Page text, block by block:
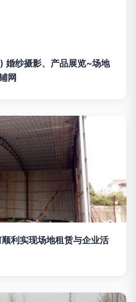
婚纱摄影、产品展览~场地
网
利实现场地租赁与企业活